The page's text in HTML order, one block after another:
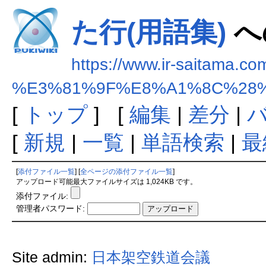
た行(用語集)
https://www.ir-
[ トップ] [ 編集 | 差分 |
[ 新規 | 一覧 | 単語検索 |
添付ファイル一覧 全ページの添付ファイル一覧
アップロード可能最大ファイルサイズは 1,024KB です。
添付ファイル:
管理者パスワード:
Site admin: 日本架空鉄道会議